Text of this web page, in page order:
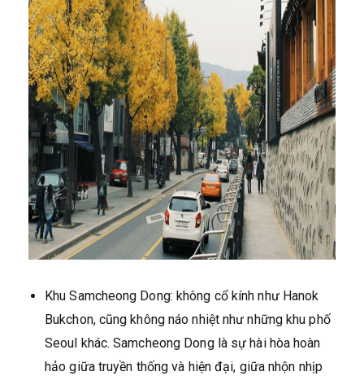
Khu Samcheong Dong: không cổ kính như Hanok
Bukchon, cũng không náo nhiệt như những khu phố
Seoul khác. Samcheong Dong là sự hài hòa hoàn
hảo giữa truyền thống và hiện đại, giữa nhộn nhịp